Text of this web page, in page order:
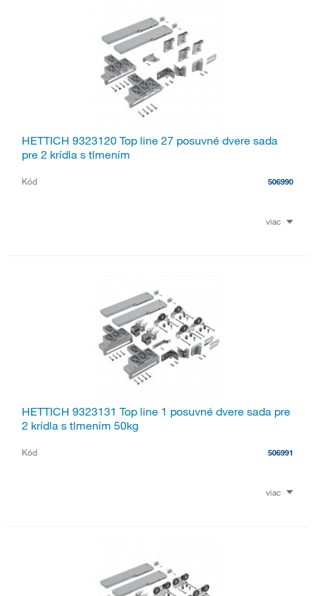
HETTICH 9323120 Top line 27 posuvné dvere sada
pre 2 krídla s tlmením
Kód 506990
viac
HETTICH 9323131 Top line 1 posuvné dvere sada pre
2 krídla s tlmením 50kg
Kód 506991
viac